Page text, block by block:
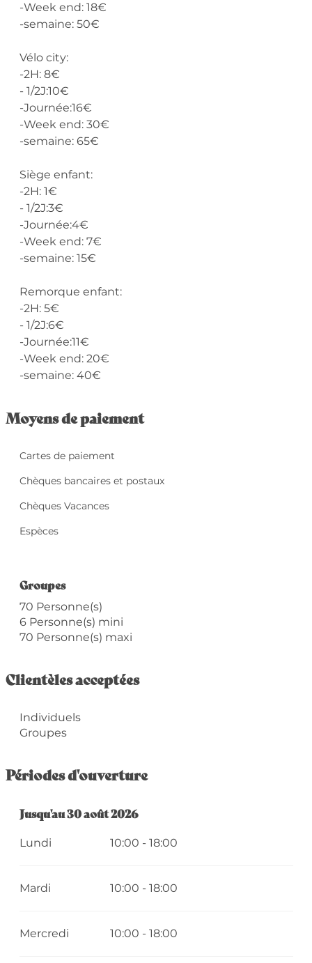
-Week end: 18€
-semaine: 50€
Vélo city:
-2H: 8€
- 1/2J:10€
-Journée:16€
-Week end: 30€
-semaine: 65€
Siège enfant:
-2H: 1€
- 1/2J:3€
-Journée:4€
-Week end: 7€
-semaine: 15€
Remorque enfant:
-2H: 5€
- 1/2J:6€
-Journée:11€
-Week end: 20€
-semaine: 40€
Moyens de paiement
Cartes de paiement
Chèques bancaires et postaux
Chèques Vacances
Espèces
Groupes
Groupes
70 Personne(s)
6 Personne(s) mini
70 Personne(s) maxi
Clientèles acceptées
Individuels
Groupes
Périodes d'ouverture
Du6 juillet 2026au30 août 2026
Jusqu'au30 août 2026
Lundi 10:00 - 18:00
Mardi 10:00 - 18:00
Mercredi 10:00 - 18:00